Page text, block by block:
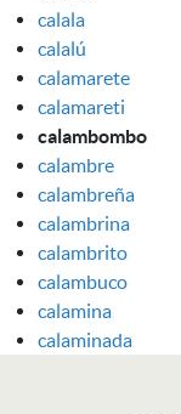
calala
calalú
calamarete
calamareti
calambombo
calambre
calambreña
calambrina
calambrito
calambuco
calamina
calaminada